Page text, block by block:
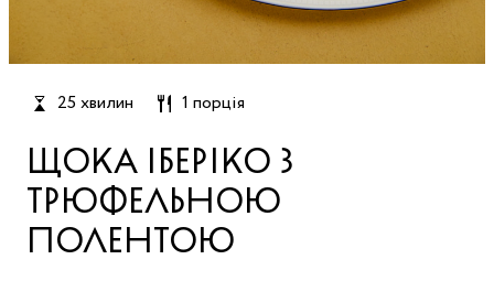
25 хвилин 1 порція
ЩОКА ІБЕРІКО З
ТРЮФЕЛЬНОЮ
ПОЛЕНТОЮ